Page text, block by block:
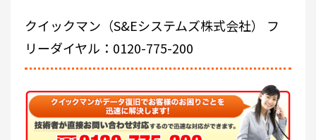
クイックマン（S&Eシステムズ株式会社）
フ
リーダイヤル：0120-775-200